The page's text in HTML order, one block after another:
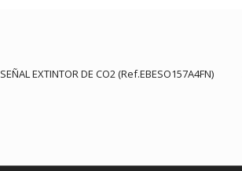
SEÑAL EXTINTOR DE CO2 (Ref.EBESO157A4FN)